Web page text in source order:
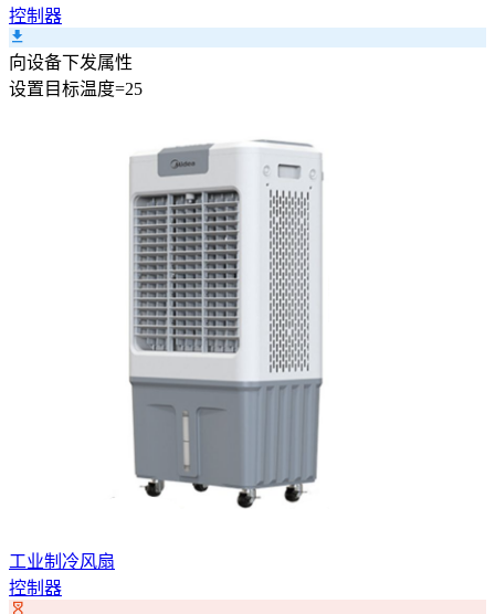
控制器
向设备下发属性
设置 目标温度=25
工业制冷风扇
控制器